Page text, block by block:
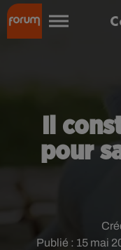
Il
pour
Publié : 15 mai